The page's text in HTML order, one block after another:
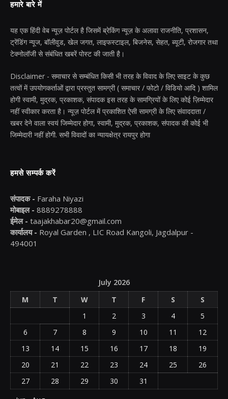
हमारे बारे में
यह एक हिंदी वेब न्यूज़ पोर्टल है जिसमें ब्रेकिंग न्यूज़ के अलावा राजनीति, प्रशासन,
ट्रेंडिंग न्यूज, बॉलीवुड, खेल जगत, लाइफस्टाइल, बिजनेस, सेहत, ब्यूटी, रोजगार तथा
टेक्नोलॉजी से संबंधित खबरें पोस्ट की जाती है।
Disclaimer - समाचार से सम्बंधित किसी भी तरह के विवाद के लिए साइट के कुछ
तत्वों में उपयोगकर्ताओं द्वारा प्रस्तुत सामग्री ( समाचार / फोटो / विडियो आदि ) शामिल
होगी स्वामी, मुद्रक, प्रकाशक, संपादक इस तरह के सामग्रियों के लिए कोई ज़िम्मेदार
नहीं स्वीकार करता है। न्यूज़ पोर्टल में प्रकाशित ऐसी सामग्री के लिए संवाददाता /
खबर देने वाला स्वयं जिम्मेदार होगा, स्वामी, मुद्रक, प्रकाशक, संपादक की कोई भी
जिम्मेदारी नहीं होगी. सभी विवादों का न्यायक्षेत्र रायपुर होगा
हमसे सम्पर्क करें
संपादक - Faraha Niyazi
मोबाइल - 8889278888
ईमेल - taajakhabar20@gmail.com
कार्यालय - Royal Garden , LIC Road Kangoli, Jagdalpur -
494001
July 2026
M
T W T F S
S
1
2 3 4
5
6
7 8 9 10 11
12
13
14 15 16 17 18
19
20
21 22 23 24 25
26
27
28 29 30
31